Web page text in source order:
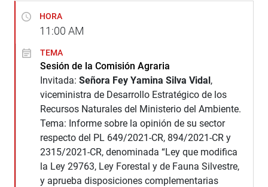
HORA
11:00 AM
TEMA
Sesión de la Comisión Agraria
Invitada: Señora Fey Yamina Silva Vidal,
viceministra de Desarrollo Estratégico de los
Recursos Naturales del Ministerio del Ambiente.
Tema: Informe sobre la opinión de su sector
respecto del PL 649/2021-CR, 894/2021-CR y
2315/2021-CR, denominada “Ley que modifica
la Ley 29763, Ley Forestal y de Fauna Silvestre,
y aprueba disposiciones complementarias